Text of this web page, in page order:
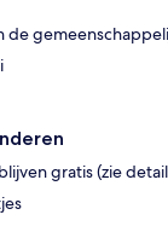
de
gratis (zie